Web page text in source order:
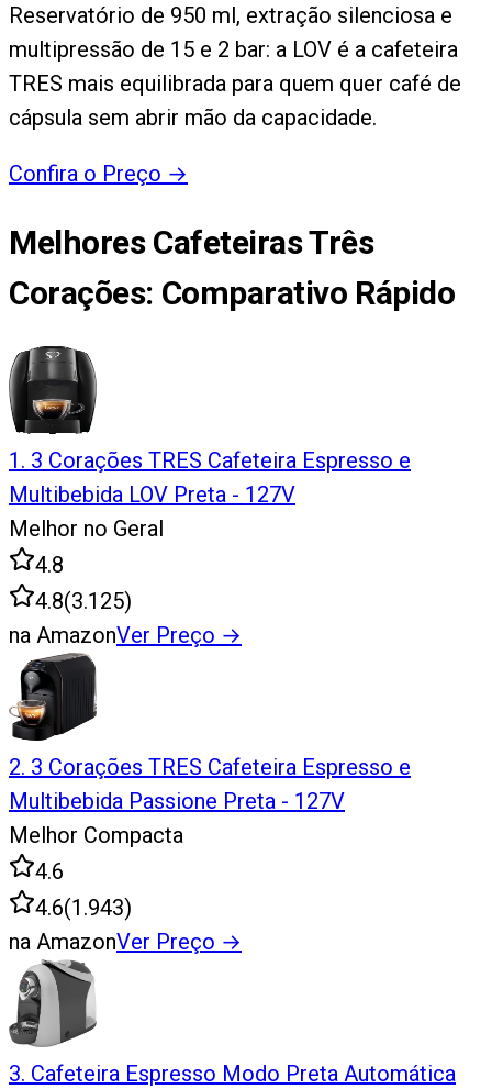
Reservatório de 950 ml, extração silenciosa e
multipressão de 15 e 2 bar: a LOV é a cafeteira
TRES mais equilibrada para quem quer café de
cápsula sem abrir mão da capacidade.
Confira o Preço →
Melhores Cafeteiras Três
Corações: Comparativo Rápido
1 . 3 Corações TRES Cafeteira Espresso e
Multibebida LOV Preta - 127V
Melhor no Geral
4.8
4.8(3.125)
na AmazonVer Preço →
2. 3 Corações TRES Cafeteira Espresso e
Multibebida Passione Preta - 127V
Melhor Compacta
4.6
4.6(1.943)
na AmazonVer Preço →
3. Cafeteira Espresso Modo Preta Automática